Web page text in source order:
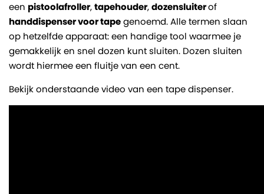
een pistoolafroller,tapehouder,dozensluiterof
handdispenser voor tapegenoemd. Alle termen slaan
op hetzelfde apparaat: een handige tool waarmee je
gemakkelijk en snel dozen kunt sluiten. Dozen sluiten
wordt hiermee een fluitje van een cent.
Bekijk onderstaande video van een tape dispenser.